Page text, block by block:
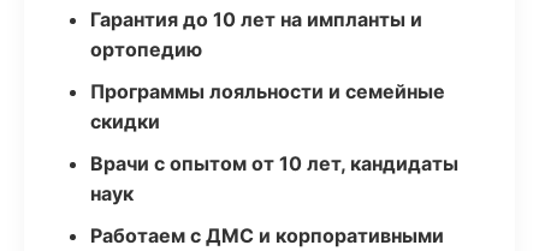
Гарантия до 10 лет на импланты и
ортопедию
Программы лояльности и семейные
скидки
Врачи с опытом от 10 лет, кандидаты
наук
Работаем с ДМС и корпоративными